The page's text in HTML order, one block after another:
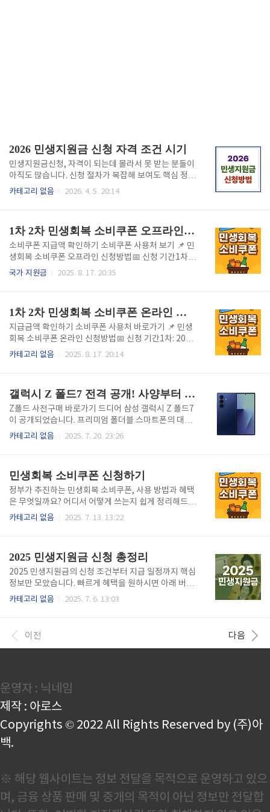
2026 민생지원금 신청 자격 조건 시기
민생지원금신청, 자격이 되는데 몰라서 못 받는 분들이
아직도 많습니다. 신청 절차가 복잡해 보여도 핵심 정보
만 알면 5분 안에 완료할 수 있고, 가구 상황에 따라 수
이하 가구를 기본 대상으로 하며, 가구원 수와 소득 수
준에 따라 지원 금액이 달라집니다. 건강보험료 납부 기
준으로 자격 여부를 1차 판단하므로, 신청 전 본인 가구
의 건강보험료 고지서를 반드시 확인하세요. 재산 기준
도 함께 적용되며, 금융재산과 부동산 합산액이 일정 한
신청 가능, 신..
카테고리 없음 2026. 4. 5. 20:14
1차 2차 민생회복 소비쿠폰 오프라인 신청방법
소비쿠폰 지급액 확인하기 소비쿠폰 사용처 보기 📌 민
생회복 소비쿠폰 오프라인 신청방법📅 신청 기간1차: 2
025년 7월 21일(월) ~ 9월 12일(금)2차: 2025년 9월
지자체 운영)※ 지자체에 따라 신청 장소가 상이할 수
있으므로, 사전에 정부24 또는 해당 지자체 홈페이지에
서 확인하시기 바랍니다.📄 필요한 서류신분증 (주민등
록증, 운전면허증, 여권 등)주민등록등본 또는 가족관
계증명서 (가구 단위 신청 시)통장사본 또는 지급받을
국가 지원금 2025. 8. 17. 20:35
1차 2차 민생회복 소비쿠폰 온라인 신청방법
지급금액 확인하기 소비쿠폰 사용처 바로가기 📌 민생
회복 소비쿠폰 온라인 신청방법📅 신청 기간1차: 2025
년 7월 21일(월) ~ 9월 12일(금)2차: 2025년 9월 22일
생회복 소비쿠폰’ 선택본인인증 후 카드 충전형 또는 지
역사랑상품권 중 선택👉 카카오페이 공식 홈페이지🟢
네이버페이 신청 방법네이버 앱 실행 → 페이 탭 → 혜
택/이벤트 이동신청 배너 클릭 → 본인인증 후 선택신
청 후 결제 시 포인트 적립 혜택 제공👉 네이버페이 신
카테고리 없음 2025. 8. 17. 20:14
갤럭시 Z 폴드7 전격 공개! 사양부터 출시일, 가격까지 총정리
Z폴드 사전구매 바로가기 드디어 삼성 갤럭시 Z 폴드7
이 공개되었습니다. 프리미엄 폴더블 스마트폰의 대표
주자인 Z 폴드 시리즈는 해마다 혁신을 거듭해 왔으며,
의 차이점 등을 정리해 드리겠습니다. 📱 갤럭시 Z 폴드
7 주요 스펙 내부 디스플레이7.6인치 QXGA+ AMOLE
D 120Hz커버 디스플레이6.2인치 HD+ AMOLED 120
Hz프로세서Qualcomm Snapdragon 8 Gen 3 for
Galaxy램/저장12GB / 256GB~1TB배터리4,800m
카테고리 없음 2025. 7. 20. 23:26
민생회복 소비쿠폰 신청하기
정부가 추진하는 민생회복 소비쿠폰, 사용 방법과 혜택
은 무엇일까요? 어디서 어떻게 쓰는지 쉽게 정리해드립
니다. 빠르게 민생회복 소비쿠폰 정보를 원하시면 아래
의 생활비 절감과 소비 촉진을 목표로 합니다. 보통 전
통시장, 지역 소상공인 매장, 온라인몰 등에서 사용 가
능하며, 일정 금액의 할인이나 포인트 환급, 캐시백 등
의 형태로 제공됩니다.어떻게 받을 수 있나요?민생회복
소비쿠폰의 신청 방법은 지자체마다 다르지만 보통 다
인증 후 신청선정 시 문자 또는 앱으로 쿠폰 발급..
카테고리 없음 2025. 7. 13. 13:22
2025 민생지원금 신청 총정리
2025 민생지원금의 신청 조건부터 지급 일정까지 핵심
정보만 모았습니다. 빠르게 혜택을 원하시면 아래 버튼
에서 확인하세요. 민생지원금 신청 바로가기👆 민생지
위한 직접지원금입니다. 기존의 재난지원금 또는 긴급
복지제도와 유사하나, 지급 대상을 확대하고 신청 절차
일 이내※ 일정은 지자체별로 차이가 있을 수 있으므로,
복지로 사이트 또는 각 지역 주민센터 공지사항을 반드
시 확인하시기 바랍니다.신청 자격 구..
카테고리 없음 2025. 7. 6. 13:03
이전 다음
운영자 : 닉네임
제작 : 아로스
Copyrights © 2022 All Rights Reserved by (주)아
백.
※ 해당 웹사이트는 정보 전달을 목적으로 운영하고 있으
며, 금융 상품 판매 및 중개의 목적이 아닌 정보만 전달합